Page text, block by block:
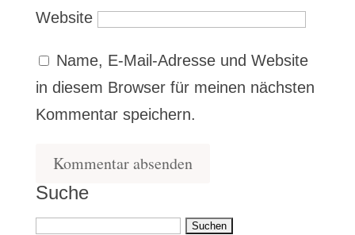
Website
Name, E-Mail-Adresse und Website
in diesem Browser für meinen nächsten
Kommentar speichern.
Suche
Suchen